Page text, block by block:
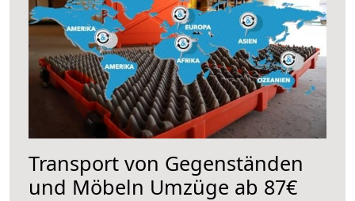
Transport von Gegenständen
und Möbeln Umzüge ab 87€